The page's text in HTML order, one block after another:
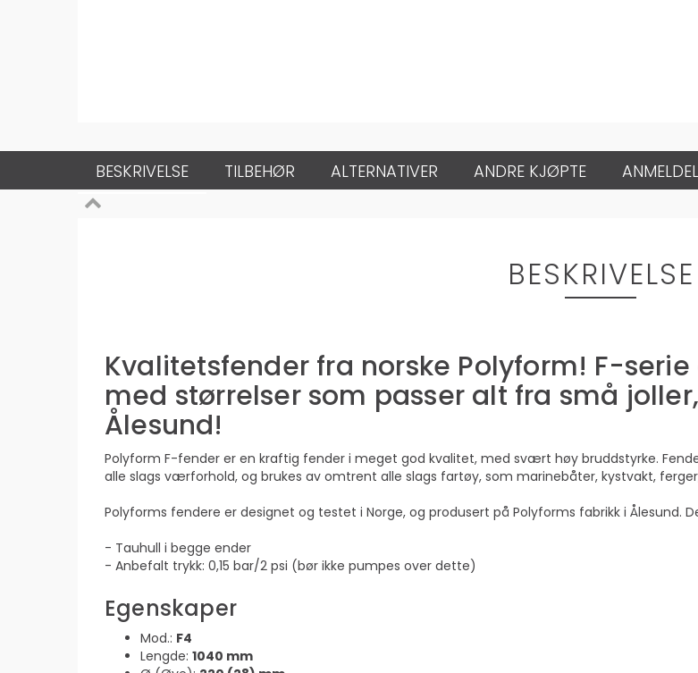
BESKRIVELSE TILBEHØR ALTERNATIVER ANDRE KJØPTE
BESKRIVELSE
Kvalitetsfender fra norske Polyform! F-
med størrelser som passer alt fra små
Ålesund!
Polyform F-fender er en kraftig fender i meget god kvalitet, med svært høy bruddstyrke.
alle slags værforhold, og brukes av omtrent alle slags fartøy, som marinebåter, kystvakt,
Polyforms fendere er designet og testet i Norge, og produsert på Polyforms fabrikk i Ålesund.
- Tauhull i begge ender
- Anbefalt trykk: 0,15 bar/2 psi (bør ikke pumpes over dette)
Egenskaper
Mod.: F4
Lengde: 1040 mm